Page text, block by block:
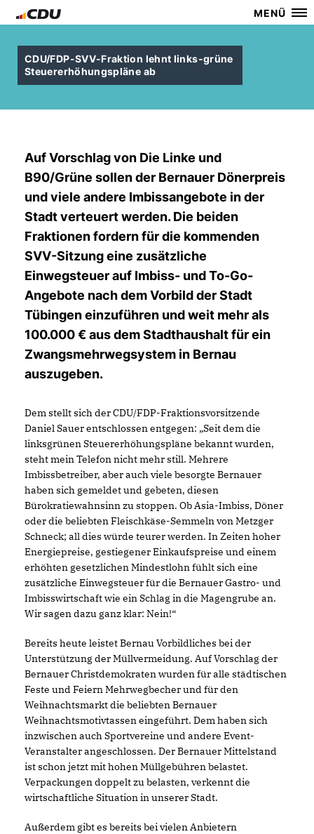
MENÜ
CDU/FDP-SVV-Fraktion lehnt links-grüne
Steuererhöhungspläne ab
Auf Vorschlag von Die Linke und
B90/Grüne sollen der Bernauer Dönerpreis
und viele andere Imbissangebote in der
Stadt verteuert werden. Die beiden
Fraktionen fordern für die kommenden
SVV-Sitzung eine zusätzliche
Einwegsteuer auf Imbiss- und To-Go-
Angebote nach dem Vorbild der Stadt
Tübingen einzuführen und weit mehr als
100.000 € aus dem Stadthaushalt für ein
Zwangsmehrwegsystem in Bernau
auszugeben.
Dem stellt sich der CDU/FDP-Fraktionsvorsitzende
Daniel Sauer entschlossen entgegen: „Seit dem die
linksgrünen Steuererhöhungspläne bekannt wurden,
steht mein Telefon nicht mehr still. Mehrere
Imbissbetreiber, aber auch viele besorgte Bernauer
haben sich gemeldet und gebeten, diesen
Bürokratiewahnsinn zu stoppen. Ob Asia-Imbiss, Döner
oder die beliebten Fleischkäse-Semmeln von Metzger
Schneck; all dies würde teurer werden. In Zeiten hoher
Energiepreise, gestiegener Einkaufspreise und einem
erhöhten gesetzlichen Mindestlohn fühlt sich eine
zusätzliche Einwegsteuer für die Bernauer Gastro- und
Imbisswirtschaft wie ein Schlag in die Magengrube an.
Wir sagen dazu ganz klar: Nein!“
Bereits heute leistet Bernau Vorbildliches bei der
Unterstützung der Müllvermeidung. Auf Vorschlag der
Bernauer Christdemokraten wurden für alle städtischen
Feste und Feiern Mehrwegbecher und für den
Weihnachtsmarkt die beliebten Bernauer
Weihnachtsmotivtassen eingeführt. Dem haben sich
inzwischen auch Sportvereine und andere Event-
Veranstalter angeschlossen. Der Bernauer Mittelstand
ist schon jetzt mit hohen Müllgebühren belastet.
Verpackungen doppelt zu belasten, verkennt die
wirtschaftliche Situation in unserer Stadt.
Außerdem gibt es bereits bei vielen Anbietern